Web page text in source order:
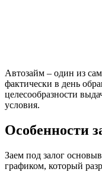
Автозайм – один из
фактически в день
целесообразности
условия.
Особенности
Заем под залог
графиком, который